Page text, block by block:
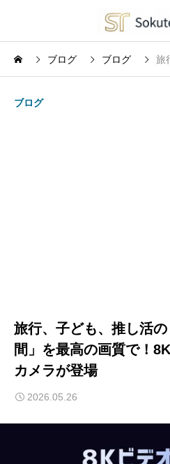
ブログ ブログ 旅
ブログ
旅行、子ども、推し活
間」を最高の画質で！
カメラが登場
2026.05.26